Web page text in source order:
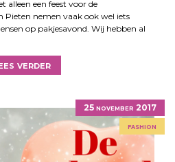
alleen een feest voor de
Pieten nemen vaak ook wel iets
op pakjesavond. Wij hebben al
verder
25 november 2017
fashion